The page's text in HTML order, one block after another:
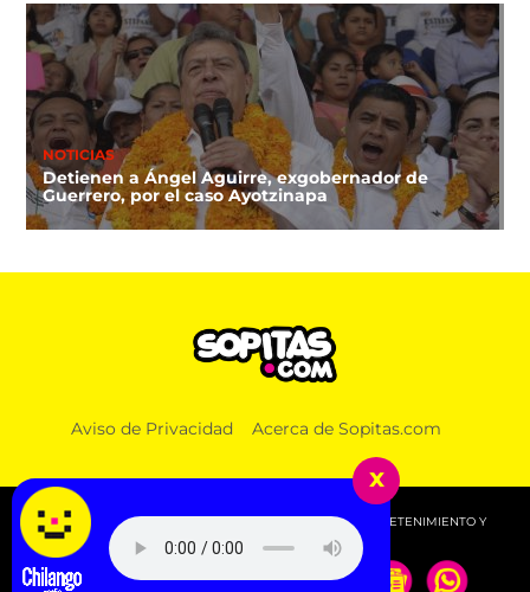
NOTICIAS
Detienen a Ángel Aguirre, exgobernador de
Guerrero, por el caso Ayotzinapa
Aviso de Privacidad Acerca de Sopitas.com
© 2026 SOPITAS.COM - MÚSICA, NOTICIAS, DEPORTES, ENTRETENIMIENTO Y
MÁS!.
x